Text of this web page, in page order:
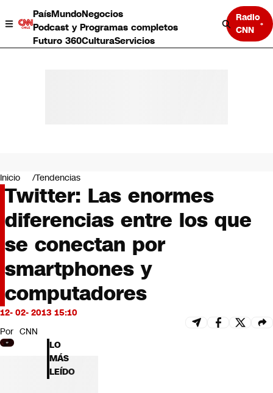
PaísMundoNegocios
Podcast y Programas completos
Futuro 360CulturaServicios
Radio
CNN
Negocios
Deportes
Programas completos
Cultura
Servicios
Bits
CNN tiempo
Opinión
Inicio Tendencias
Twitter: Las enormes
diferencias entre los que
se conectan por
smartphones y
computadores
12- 02- 2013 15:10
Por CNN
LO
MÁS
LEÍDO